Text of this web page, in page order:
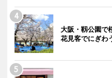
大阪・靱公園
花見客でにぎわ